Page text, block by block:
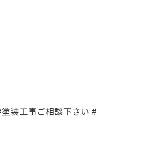
装工事ご相談下さい #